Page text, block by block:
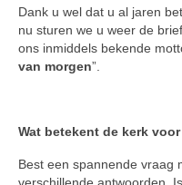
Dank u wel dat u al jaren
nu sturen we u weer de
ons inmiddels bekende
van morgen”.
Wat betekent de kerk
Best een spannende vraag